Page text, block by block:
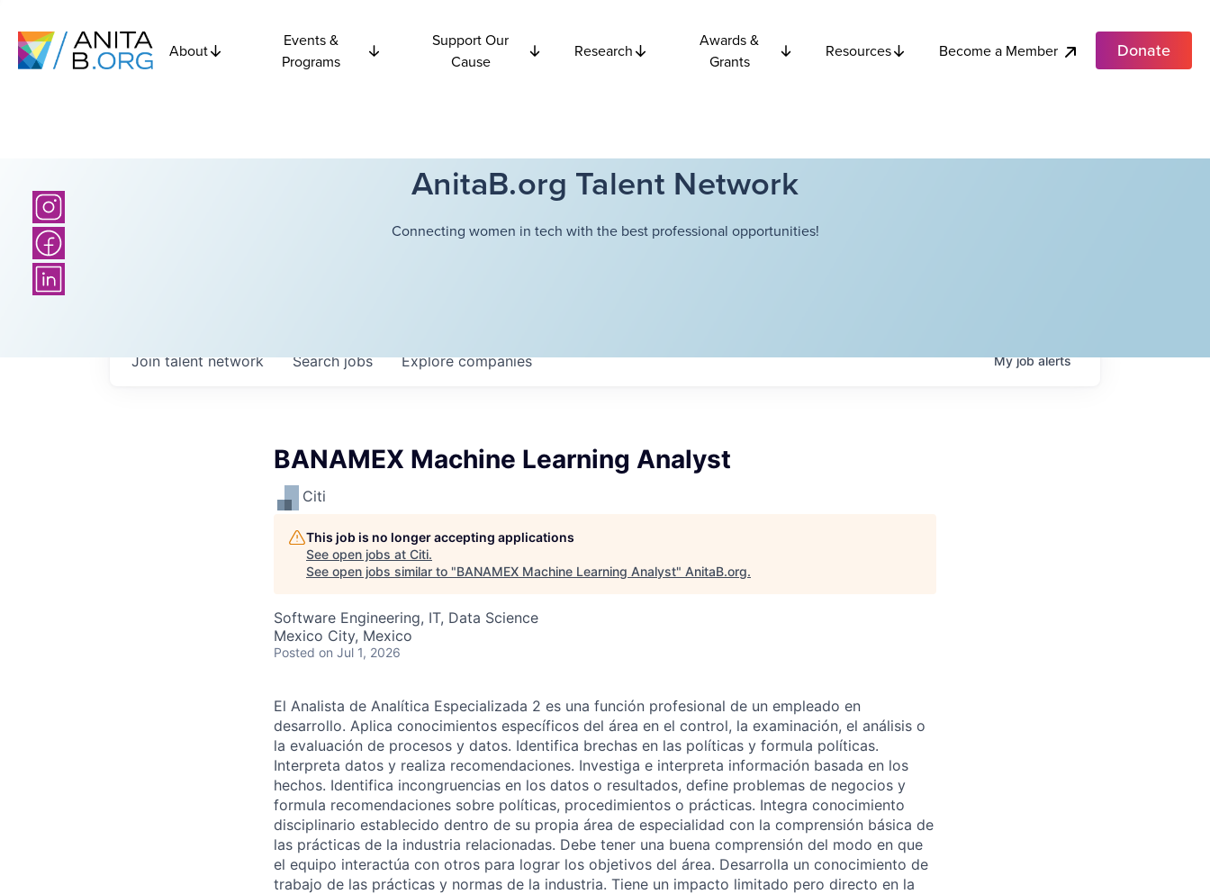
About
Events &
Programs
Support Our
Cause
Research
Awards &
Grants
Resources Become a Member Donate
AnitaB.org Talent Network
Connecting women in tech with the best professional opportunities!
Searchjobs Explorecompanies
Join talent network Myjobalerts
BANAMEX Machine Learning Analyst
Citi
This job is no longer accepting applications
See open jobs at Citi.
See open jobs similar to "BANAMEX Machine Learning Analyst" AnitaB.org.
Software Engineering, IT, Data Science
Mexico City, Mexico
Posted on Jul 1, 2026
El Analista de Analítica Especializada 2 es una función profesional de un empleado en
desarrollo. Aplica conocimientos específicos del área en el control, la examinación, el análisis o
la evaluación de procesos y datos. Identifica brechas en las políticas y formula políticas.
Interpreta datos y realiza recomendaciones. Investiga e interpreta información basada en los
hechos. Identifica incongruencias en los datos o resultados, define problemas de negocios y
formula recomendaciones sobre políticas, procedimientos o prácticas. Integra conocimiento
disciplinario establecido dentro de su propia área de especialidad con la comprensión básica de
las prácticas de la industria relacionadas. Debe tener una buena comprensión del modo en que
el equipo interactúa con otros para lograr los objetivos del área. Desarrolla un conocimiento de
trabajo de las prácticas y normas de la industria. Tiene un impacto limitado pero directo en la